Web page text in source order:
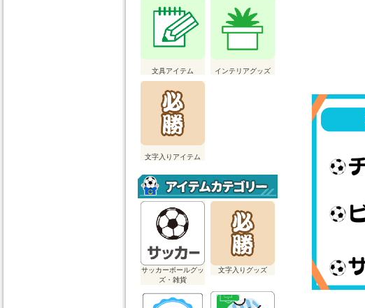
文具アイテム インテリアグッズ
文字入りアイテム
サッカーボールグッ
ズ・雑貨
文字入りグッズ